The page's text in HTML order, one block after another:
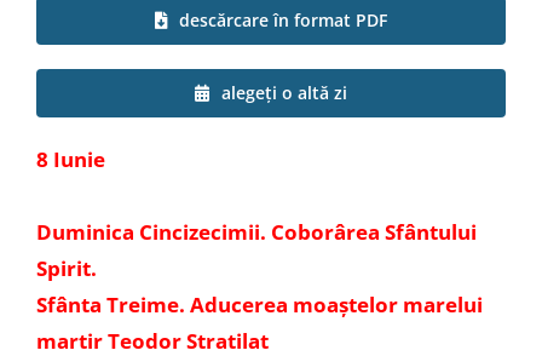
descărcare în format PDF
alegeți o altă zi
8 Iunie
Duminica Cincizecimii. Coborârea Sfântului
Spirit.
Sfânta Treime. Aducerea moaștelor marelui
martir Teodor Stratilat